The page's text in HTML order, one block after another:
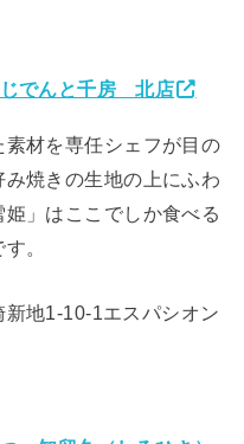
でんと千房 北店
素材を専任シェフが目の
焼きの生地の上にふわ
」はここでしか食べる
。
地1-10-1エスパシオン